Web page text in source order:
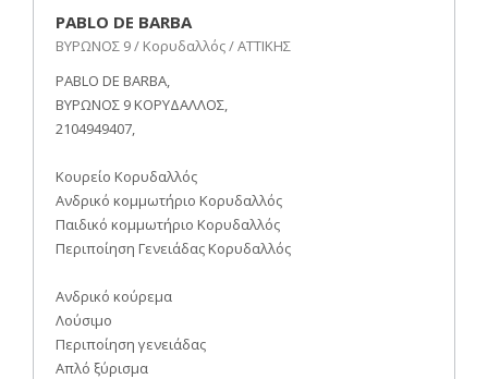
PABLO DE BARBA
ΒΥΡΩΝΟΣ 9 / Κορυδαλλός / ΑΤΤΙΚΗΣ
PABLO DE BARBA,
ΒΥΡΩΝΟΣ 9 ΚΟΡΥΔΑΛΛΟΣ,
2104949407,
Κουρείο Κορυδαλλός
Ανδρικό κομμωτήριο Κορυδαλλός
Παιδικό κομμωτήριο Κορυδαλλός
Περιποίηση Γενειάδας Κορυδαλλός
Ανδρικό κούρεμα
Λούσιμο
Περιποίηση γενειάδας
Απλό ξύρισμα